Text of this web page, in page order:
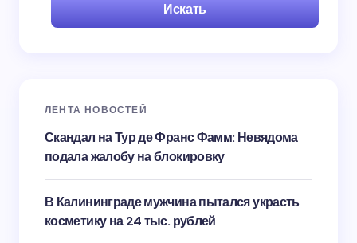
Искать
ЛЕНТА НОВОСТЕЙ
Скандал на Тур де Франс Фамм: Невядома
подала жалобу на блокировку
В Калининграде мужчина пытался украсть
косметику на 24 тыс. рублей